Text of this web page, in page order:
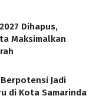
Dihapus,
Maksimalkan
Jadi
di Kota Samarinda